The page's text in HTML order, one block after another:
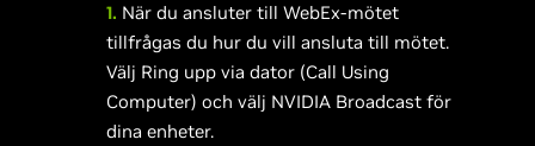
1. När du ansluter till WebEx-mötet
tillfrågas du hur du vill ansluta till mötet.
Välj Ring upp via dator (Call Using
Computer) och välj NVIDIA Broadcast för
dina enheter.